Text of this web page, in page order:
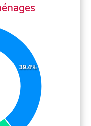
39.4%